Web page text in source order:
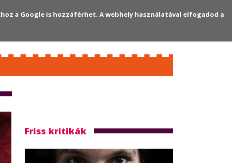
Bejelentkezés
Friss kritikák
a Google is hozzáférhet. A webhely használatával elfogadod a